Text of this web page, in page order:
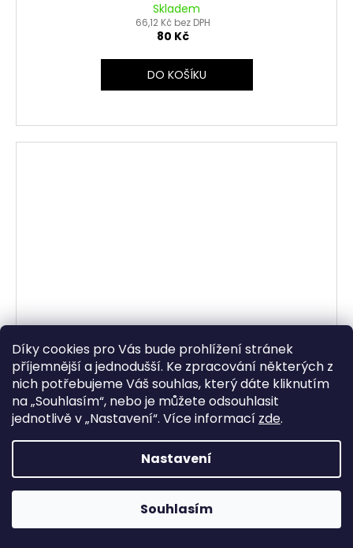
Díky cookies pro Vás bude prohlížení stránek
příjemnější a jednodušší. Ke zpracování některých z
nich potřebujeme Váš souhlas, který dáte kliknutím
na „Souhlasím“, nebo je můžete odsouhlasit
jednotlivě v „Nastavení“. Více informací zde.
Nastavení
Souhlasím
Skladem
66,12 Kč bez DPH
80 Kč
DO KOŠÍKU
Gufero 18.9x30x5 Stomp, DemonX, WPB
Skladem
73,55 Kč bez DPH